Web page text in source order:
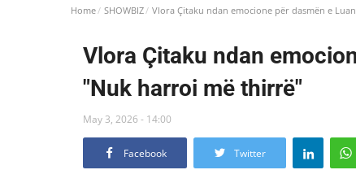
Home SHOWBIZ Vlora Çitaku ndan emocione për dasmën e
Vlora Çitaku ndan
"Nuk harroi më thirrë"
May 3, 2026 - 14:00
Facebook Twitter